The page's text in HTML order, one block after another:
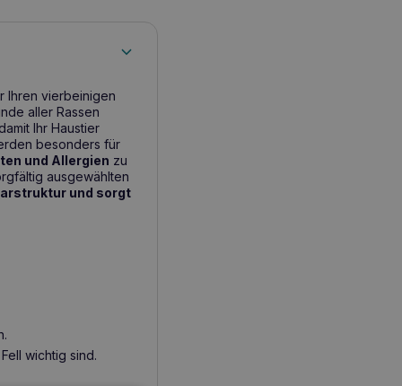
Ihren vierbeinigen
aller Rassen
damit Ihr Haustier
besonders für
und Allergien zu
ausgewählten
und sorgt
wichtig sind.